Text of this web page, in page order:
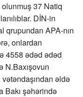
37 Natiq
DİN-in
qrupundan APA-nın
onlardan
4558 ədəd ədəd
N.Baxışovun
əldə
Bakı şəhərində